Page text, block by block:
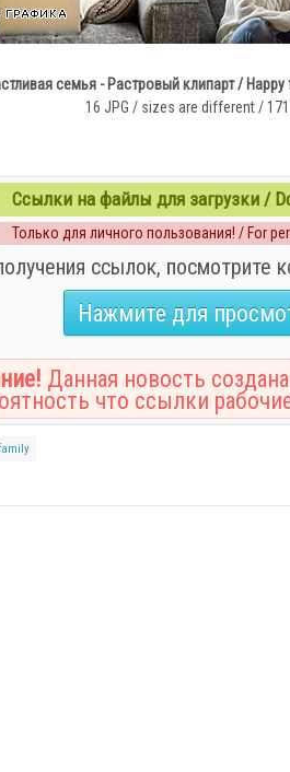
семья - Растровый клипарт /
16 JPG / sizes are different /
Ссылки на файлы для загрузки /
Только для личного пользования! / For
ссылок, посмотрите
Нажмите для
Данная новость
что ссылки